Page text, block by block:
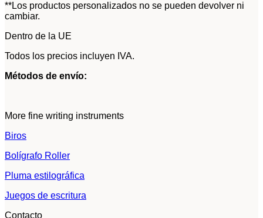
**Los productos personalizados no se pueden devolver ni
cambiar.
Dentro de la UE
Todos los precios incluyen IVA.
Métodos de envío:
More fine writing instruments
Biros
Bolígrafo Roller
Pluma estilográfica
Juegos de escritura
Contacto